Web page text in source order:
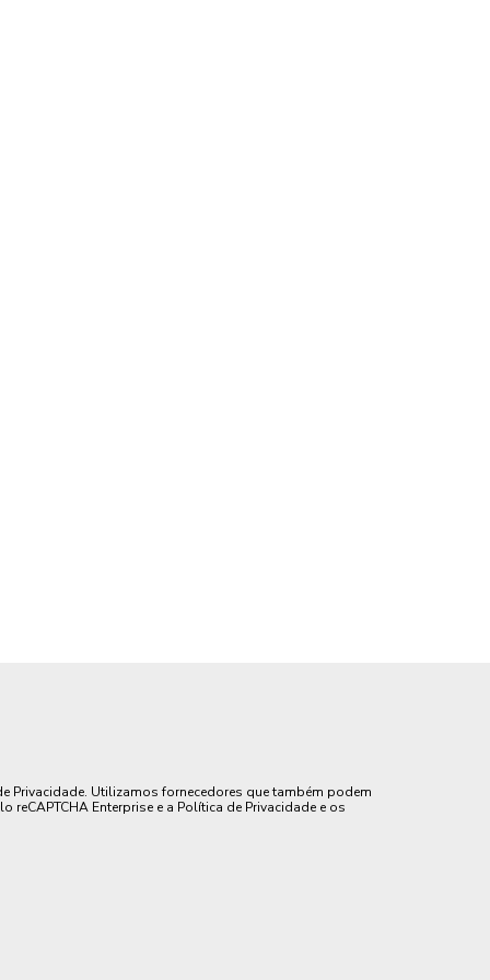
Privacidade. Utilizamos fornecedores que também podem
Enterprise e a Política de Privacidade e os